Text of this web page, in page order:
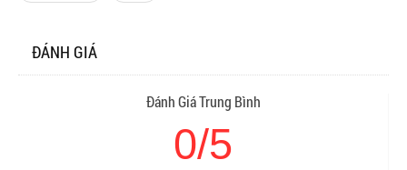
ĐÁNH GIÁ
Đánh Giá Trung Bình
0/5